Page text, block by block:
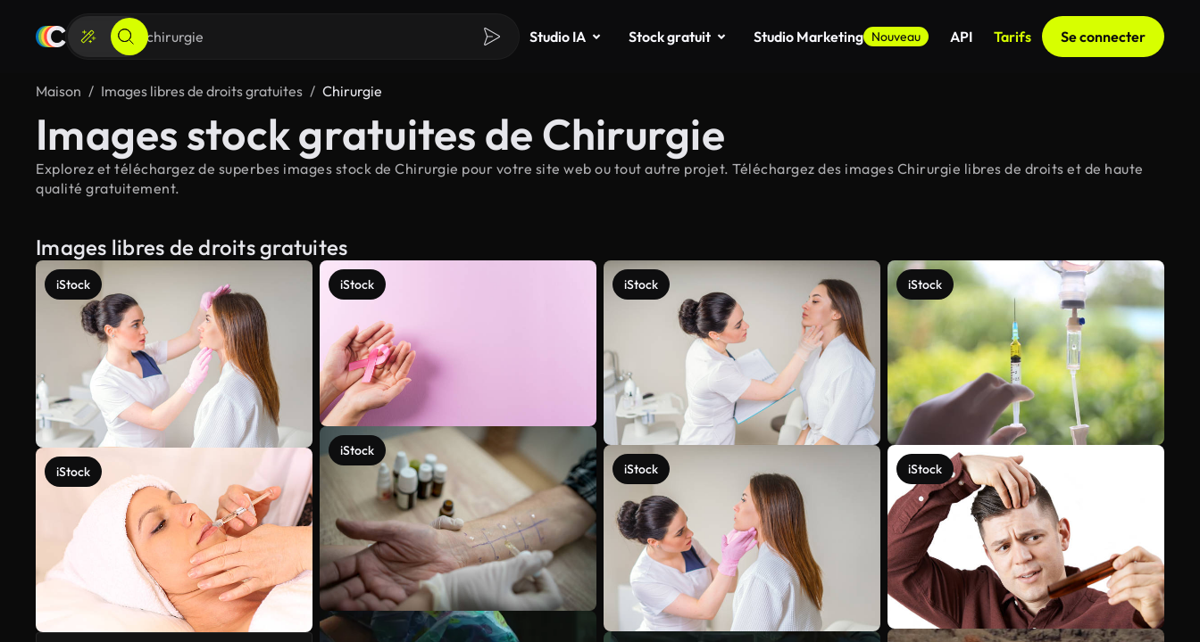
Studio IA Stock gratuit Studio Marketing Nouveau API Tarifs Se connecter
Maison Images libres de droits gratuites Chirurgie
Images stock gratuites de Chirurgie
Explorez et téléchargez de superbes images stock de Chirurgie pour votre site web ou tout autre projet. Téléchargez des images Chirurgie libres de droits et de haute
qualité gratuitement.
Images libres de droits gratuites
iStock
iStock
iStock
iStock
iStock
iStock
iStock
iStock